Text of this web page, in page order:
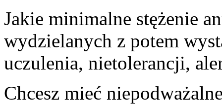
Jakie minimalne stężenie
wydzielanych z potem
uczulenia, nietolerancji,
Chcesz mieć